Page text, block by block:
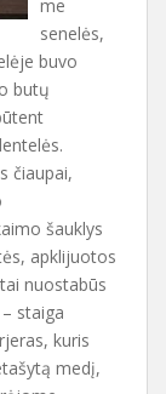
me
senelės,
buvo
butų
čiaupai,
šauklys
apklijuotos
nuostabūs
staiga
kuris
medį,